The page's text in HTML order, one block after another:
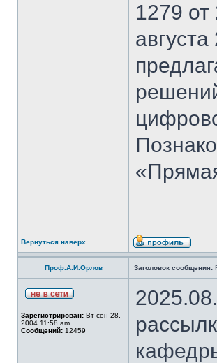
1279
Вернуться наверх
Проф.А.И.Орлов Заголовок сообщения:
Зарегистрирован: Вт сен 28,
2004 11:58 am
Сообщений: 12459